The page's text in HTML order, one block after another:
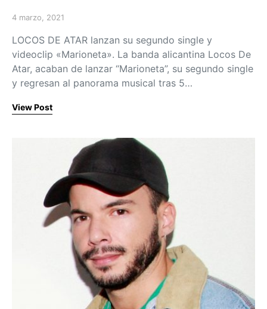
Posted on
4 marzo, 2021
LOCOS DE ATAR lanzan su segundo single y
videoclip «Marioneta». La banda alicantina Locos De
Atar, acaban de lanzar “Marioneta”, su segundo single
y regresan al panorama musical tras 5…
View Post